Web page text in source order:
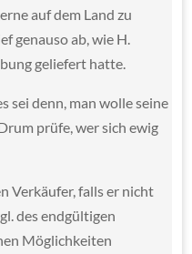
auf dem Land zu
genauso ab, wie H.
geliefert hatte.
sei denn, man wolle seine
prüfe, wer sich ewig
Verkäufer, falls er nicht
des endgültigen
Möglichkeiten